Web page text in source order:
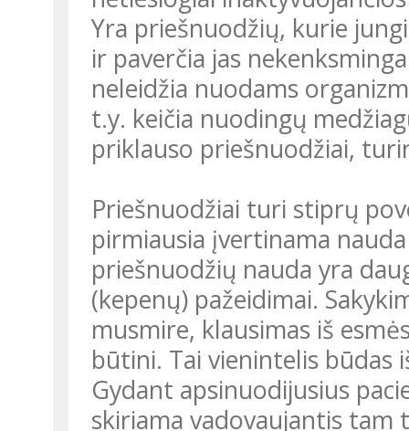
Yra priešnuodžių, kurie
ir paverčia jas
neleidžia nuodams
t.y. keičia nuodingų
priklauso priešnuodžiai,
Priešnuodžiai turi stiprų
pirmiausia įvertinama
priešnuodžių nauda yra
(kepenų) pažeidimai.
musmire, klausimas iš
būtini. Tai vienintelis būdas
Gydant apsinuodijusius
skiriama vadovaujantis tam